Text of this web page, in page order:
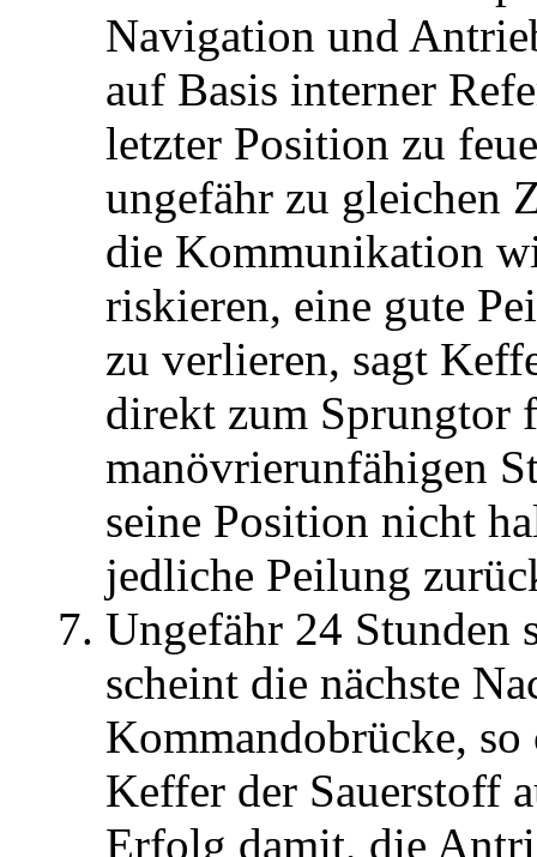
Navigation und
auf Basis interner
letzter Position zu
ungefähr zu gleichen
die Kommunikation
riskieren, eine gute
zu verlieren, sagt
direkt zum Sprungtor
manövrierunfähigen
seine Position nicht
jedliche Peilung
Ungefähr 24 Stunden
scheint die nächste
Kommandobrücke,
Keffer der Sauerstoff
Erfolg damit, die